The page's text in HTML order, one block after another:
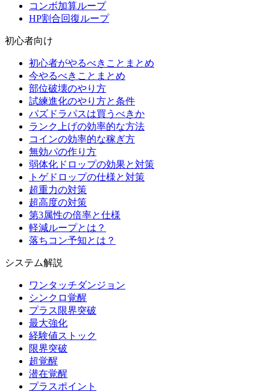
コンボ加算ループ
HP割合回復ループ
初心者向け
初心者がやるべきことまとめ
今やるべきことまとめ
部位破壊のやり方
試練進化のやり方と条件
パズドラパスは買うべきか
ランク上げの効率的な方法
コインの効率的な稼ぎ方
無効パの作り方
弱体化ドロップの効果と対策
トゲドロップの仕様と対策
超重力の対策
超高度の対策
第3属性の倍率と仕様
軽減ループとは？
落ちコン予知とは？
システム解説
ワンタッチダンジョン
シンクロ覚醒
プラス限界突破
最大強化
経験値ストック
限界突破
超覚醒
潜在覚醒
プラスポイント